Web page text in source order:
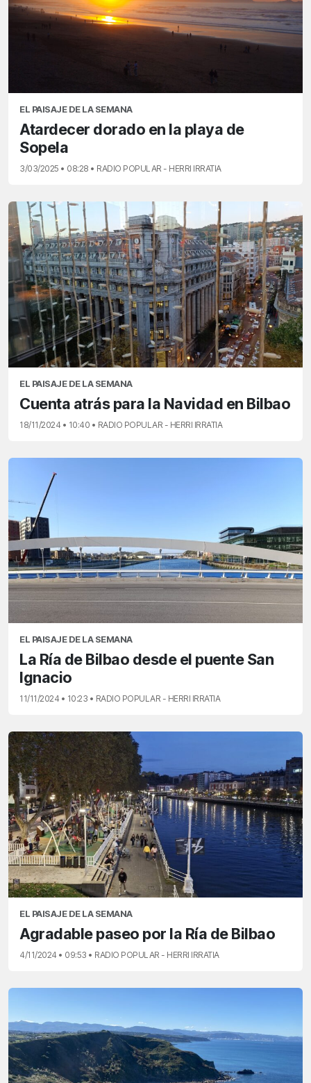
EL PAISAJE DE LA SEMANA
Atardecer dorado en la playa de
Sopela
3/03/2025 • 08:28 • RADIO POPULAR - HERRI IRRATIA
EL PAISAJE DE LA SEMANA
Cuenta atrás para la Navidad en Bilbao
18/11/2024 • 10:40 • RADIO POPULAR - HERRI IRRATIA
EL PAISAJE DE LA SEMANA
La Ría de Bilbao desde el puente San
Ignacio
11/11/2024 • 10:23 • RADIO POPULAR - HERRI IRRATIA
EL PAISAJE DE LA SEMANA
Agradable paseo por la Ría de Bilbao
4/11/2024 • 09:53 • RADIO POPULAR - HERRI IRRATIA